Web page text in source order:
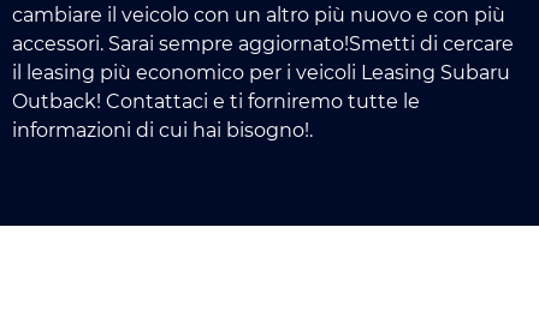
cambiare il veicolo con un altro più nuovo e con più
accessori. Sarai sempre aggiornato!Smetti di cercare
il leasing più economico per i veicoli Leasing Subaru
Outback! Contattaci e ti forniremo tutte le
informazioni di cui hai bisogno!.